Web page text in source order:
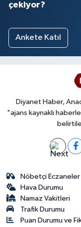
çekiyor?
Ankete Katıl
Diyanet Haber,
"ajans kaynaklı
Nöbetçi Eczaneler
Hava Durumu
Namaz Vakitleri
Trafik Durumu
Puan Durumu ve